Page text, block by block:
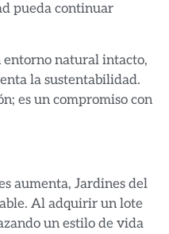
pueda continuar
entorno natural intacto,
la sustentabilidad.
es un compromiso con
aumenta, Jardines del
Al adquirir un lote
un estilo de vida